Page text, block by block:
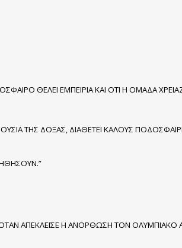
ΘΕΛΕΙ ΕΜΠΕΙΡΙΑ ΚΑΙ ΟΤΙ Η ΟΜΑΔΑ
ΤΗΣ ΔΟΞΑΣ, ΔΙΑΘΕΤΕΙ ΚΑΛΟΥΣ
ΑΠΕΚΛΕΙΣΕ Η ΑΝΟΡΘΩΣΗ ΤΟΝ ΟΛΥΜΠΙΑΚΟ